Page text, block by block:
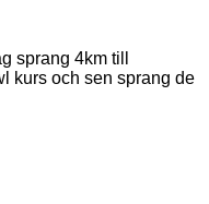
sprang 4km till
kurs och sen sprang de